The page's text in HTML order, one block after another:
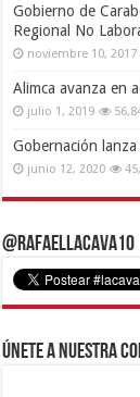
Gobierno de
Regional No
noviembre 10, 2017
Alimca avanza en
julio 1, 2019
Gobernación
junio 12, 2020
@RafaelLacava10
Únete a nuestra